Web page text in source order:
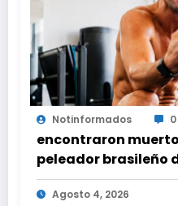
Notinformados 0
encontraron
peleador brasileño
Agosto 4, 2026